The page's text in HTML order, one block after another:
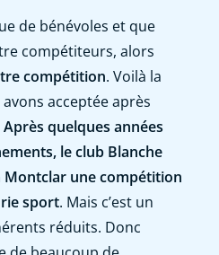
de bénévoles et que
compétiteurs, alors
compétition. Voilà la
acceptée après
Après quelques années
le club Blanche
Montclar une compétition
sport. Mais c’est un
réduits. Donc